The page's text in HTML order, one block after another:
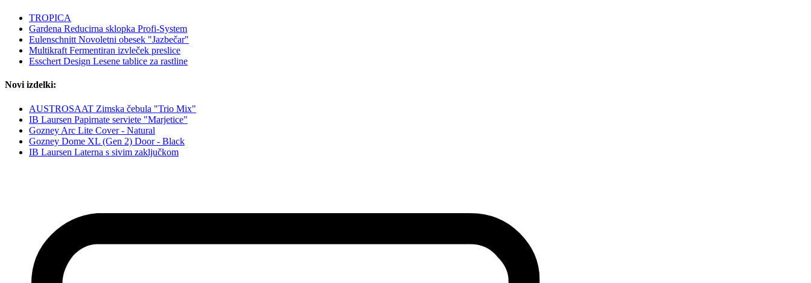
TROPICA
Gardena Reducirna sklopka Profi-System
Eulenschnitt Novoletni obesek "Jazbečar"
Multikraft Fermentiran izvleček preslice
Esschert Design Lesene tablice za rastline
Novi izdelki:
AUSTROSAAT Zimska čebula "Trio Mix"
IB Laursen Papirnate serviete "Marjetice"
Gozney Arc Lite Cover - Natural
Gozney Dome XL (Gen 2) Door - Black
IB Laursen Laterna s sivim zaključkom